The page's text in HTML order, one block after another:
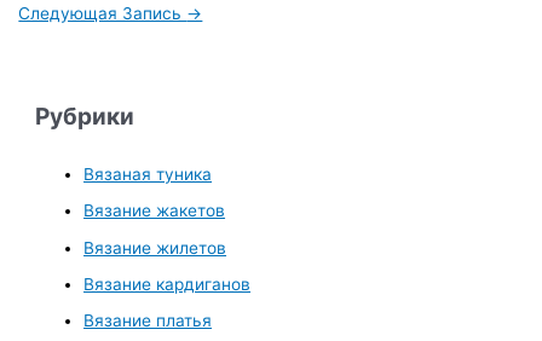
Следующая Запись →
Рубрики
Вязаная туника
Вязание жакетов
Вязание жилетов
Вязание кардиганов
Вязание платья